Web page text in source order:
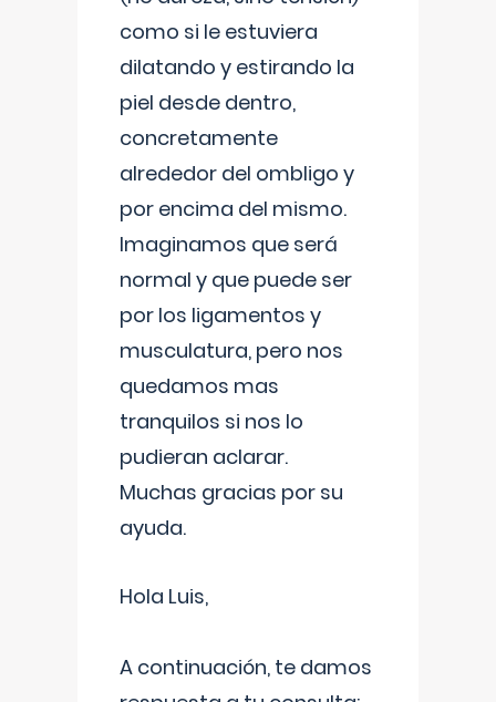
como si le estuviera
dilatando y estirando la
piel desde dentro,
concretamente
alrededor del ombligo y
por encima del mismo.
Imaginamos que será
normal y que puede ser
por los ligamentos y
musculatura, pero nos
quedamos mas
tranquilos si nos lo
pudieran aclarar.
Muchas gracias por su
ayuda.
Hola Luis,
A continuación, te damos